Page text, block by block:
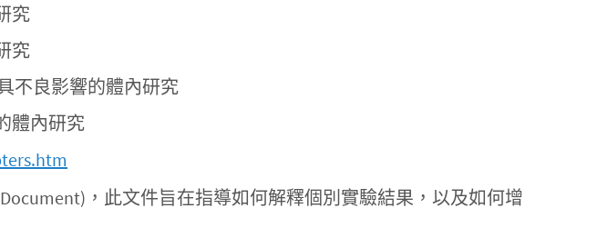
究
究
不良影響的體內研究
體內研究
Document)，此文件旨在指導如何解釋個別實驗結果，以及如何增